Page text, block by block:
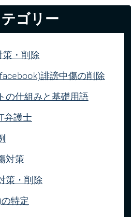
ゴリー
・削除
誹謗中傷の削除
の仕組みと基礎用語
弁護士
対策
策・削除
特定